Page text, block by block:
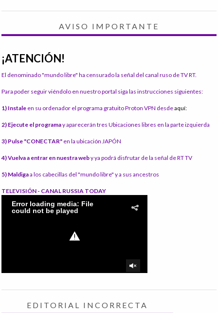
AVISO IMPORTANTE
¡ATENCIÓN!
El denominado "mundo libre" ha censurado la señal del canal ruso de TV RT.
Para poder seguir viéndolo en nuestro portal siga las instrucciones siguientes:
1) Instale en su ordenador el programa gratuito Proton VPN desdeaquí:
2) Ejecute el programay aparecerán tres Ubicaciones libres en la parte izquierda
3) Pulse "CONECTAR" en la ubicación JAPÓN
4) Vuelva a entrar en nuestra weby ya podrá disfrutar de la señal de RT TV
5) Maldigaa los cabecillas del "mundo libre" y a sus ancestros
TELEVISIÓN - CANAL RUSSIA TODAY
EDITORIAL INCORRECTA